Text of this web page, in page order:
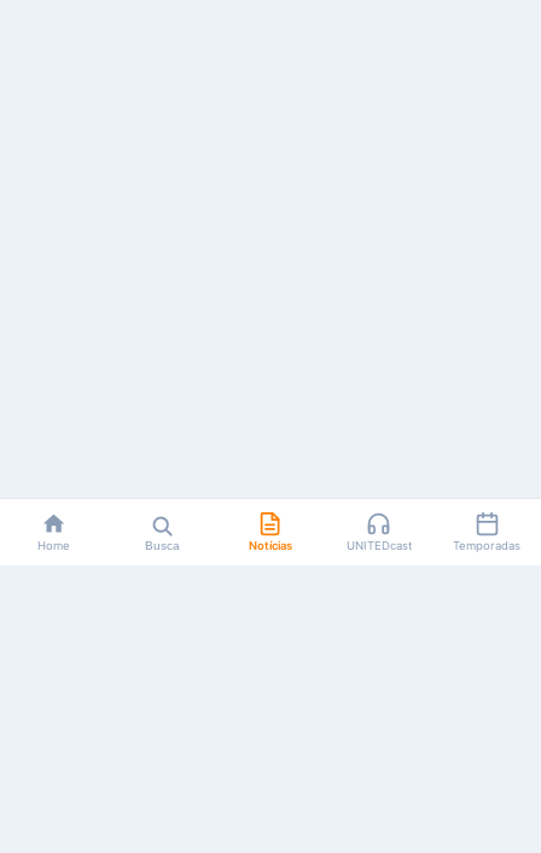
Home Busca Notícias UNITEDcast Temporadas